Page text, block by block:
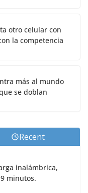
otro celular con
la competencia
más al mundo
se doblan
Recent
inalámbrica,
minutos.